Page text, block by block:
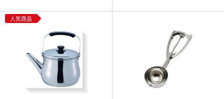
人気商品